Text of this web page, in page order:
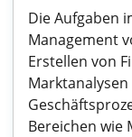
Die Aufgaben
Management
Erstellen von
Bereichen wie